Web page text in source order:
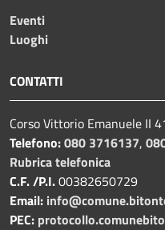
Eventi
Luoghi
CONTATTI
Corso Vittorio Emanuele II
Telefono:080 3716137,
Rubrica telefonica
C.F. /P.I.00382650729
Email:
PEC: